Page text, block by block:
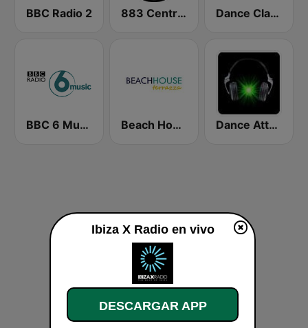
BBC Radio 2 883 Centreforce radio Dance Classics
BBC 6 Music Beach House Radio Terrazza Dance Attack FM
Ibiza X Radio en vivo
DESCARGAR APP